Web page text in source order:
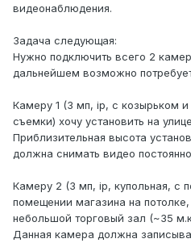
видеонаблюдения.
Задача следующая:
Нужно подключить всего 2
дальнейшем возможно
Камеру 1 (3 мп, ip, с козырьком и
съемки) хочу установить на
Приблизительная высота
должна снимать видео
Камеру 2 (3 мп, ip, купольная, с
помещении магазина на
небольшой торговый зал (~35
Данная камера должна